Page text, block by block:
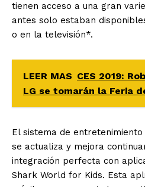
tienen acceso a una gran
antes solo estaban
o en la televisión*.
LEER MAS CES 2019:
LG se tomarán la Feria
El sistema de
se actualiza y mejora
integración perfecta con
Shark World for Kids. Esta